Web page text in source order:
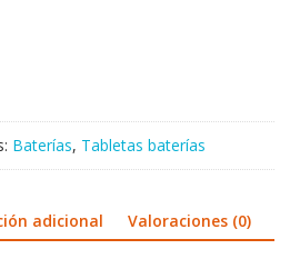
Baterías, Tabletas baterías
adicional Valoraciones (0)